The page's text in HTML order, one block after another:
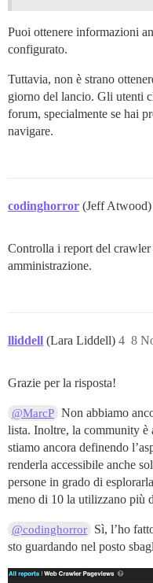
Puoi ottenere informazioni
configurato.
Tuttavia, non è strano
giorno del lancio. Gli utenti
forum, specialmente se hai
navigare.
codinghorror (Jeff Atwood)
Controlla i report del crawler
amministrazione.
lliddell (Lara Liddell) 8
4
Grazie per la risposta!
@MarcP Non abbiamo
lista. Inoltre, la community è
stiamo ancora definendo
renderla accessibile anche
persone in grado di
meno di 10 la utilizzano più
@codinghorror
Sì, l’ho
sto guardando nel posto